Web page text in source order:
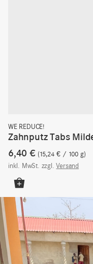
WE REDUCE!
Zahnputz Tabs
6,40 € 15,24€ / 100 g
inkl. MwSt. zzgl.Versand